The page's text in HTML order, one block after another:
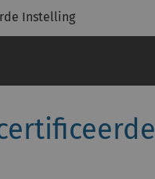
Instelling